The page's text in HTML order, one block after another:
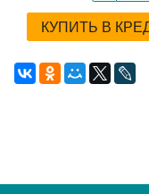
КУПИТЬ В